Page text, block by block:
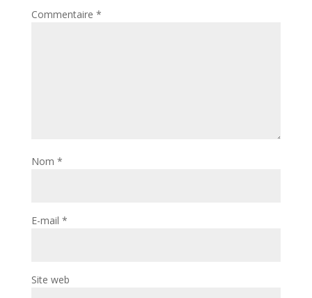
Commentaire *
Nom *
E-mail *
Site web